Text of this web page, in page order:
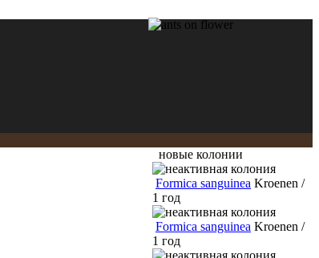
новые колонии
Formica sanguinea Kroenen /
1 год
Formica sanguinea Kroenen /
1 год